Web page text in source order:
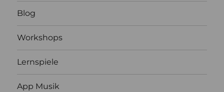
Blog
Workshops
Lernspiele
App Musik